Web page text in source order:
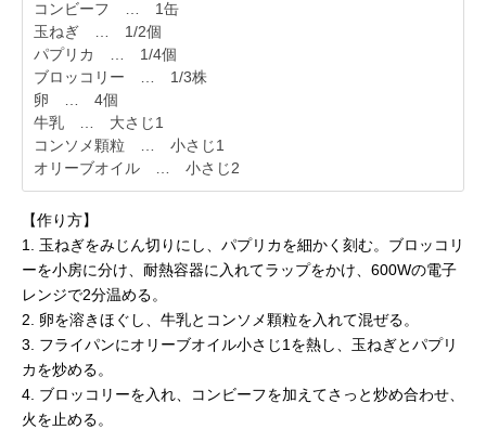
コンビーフ … 1缶
玉ねぎ … 1/2個
パプリカ … 1/4個
ブロッコリー … 1/3株
卵 … 4個
牛乳 … 大さじ1
コンソメ顆粒 … 小さじ1
オリーブオイル … 小さじ2
【作り方】
1. 玉ねぎをみじん切りにし、パプリカを細かく刻む。ブロッコリ
ーを小房に分け、耐熱容器に入れてラップをかけ、600Wの電子
レンジで2分温める。
2. 卵を溶きほぐし、牛乳とコンソメ顆粒を入れて混ぜる。
3. フライパンにオリーブオイル小さじ1を熱し、玉ねぎとパプリ
カを炒める。
4. ブロッコリーを入れ、コンビーフを加えてさっと炒め合わせ、
火を止める。